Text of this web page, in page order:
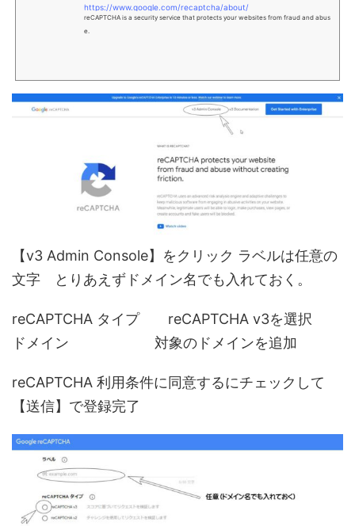
https://www.google.com/recaptcha/about/
reCAPTCHA is a security service that protects your websites from fraud and abus
e.
【v3 Admin Console】をクリック ラベルは任意の
文字 とりあえずドメイン名でも入れておく。
reCAPTCHA タイプ reCAPTCHA v3を選択
ドメイン 対象のドメインを追加
reCAPTCHA 利用条件に同意するにチェックして
【送信】で登録完了